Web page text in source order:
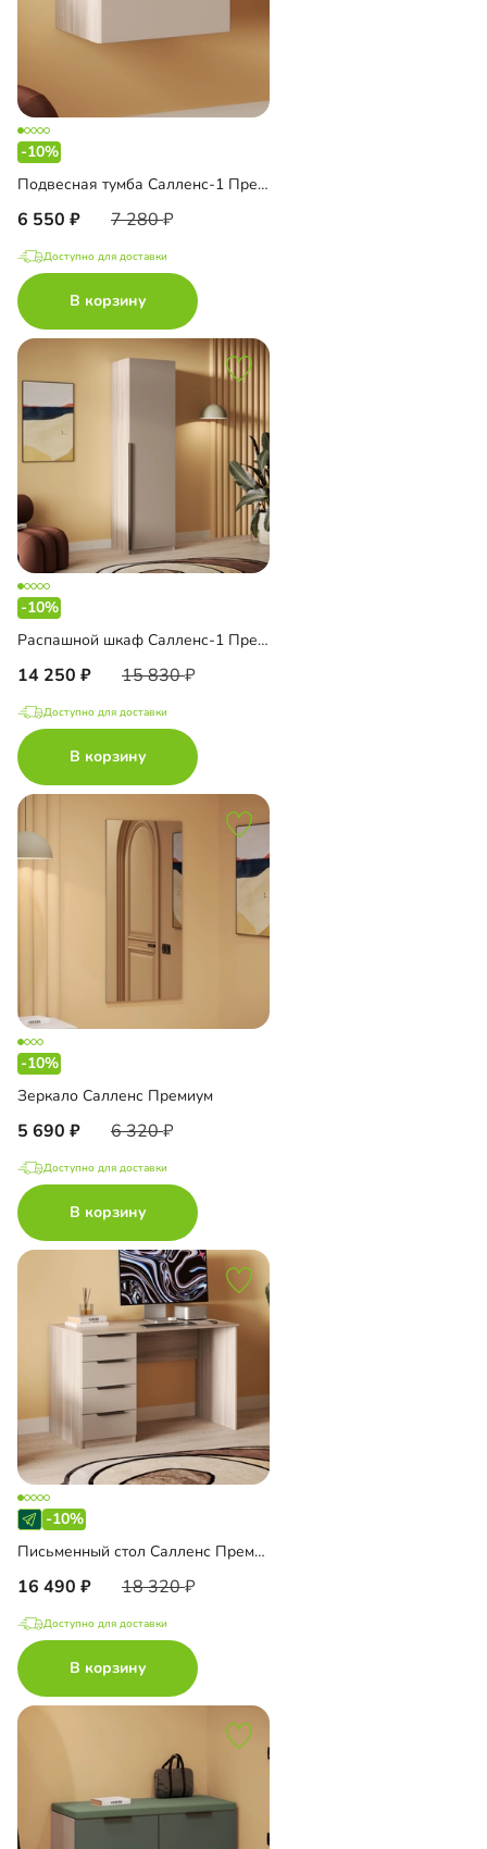
-10%
Подвесная тумба Салленс-1 Премиум
6 550 7 280
Доступно для доставки
В корзину
-10%
Распашной шкаф Салленс-1 Премиум
14 250 15 830
Доступно для доставки
В корзину
-10%
Зеркало Салленс Премиум
5 690 6 320
Доступно для доставки
В корзину
-10%
Письменный стол Салленс Премиум
16 490 18 320
Доступно для доставки
В корзину